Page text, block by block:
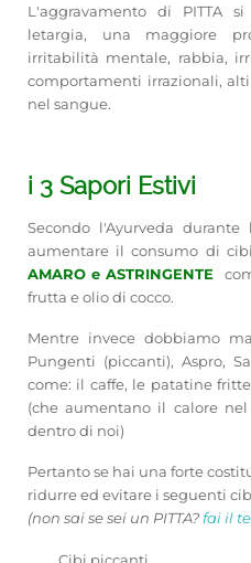
L'aggravamento di PITTA
letargia, una maggiore
irritabilità mentale, rabbia,
comportamenti irrazionali,
nel sangue.
i 3 Sapori Estivi
Secondo l'Ayurveda
aumentare il consumo di
AMARO e ASTRINGENTE
frutta e olio di cocco.
Mentre invece dobbiamo
Pungenti (piccanti), Aspro,
come: il caffe, le patatine
(che aumentano il calore
dentro di noi)
Pertanto se hai una forte
ridurre ed evitare i seguenti
(non sai se sei un PITTA?fai il